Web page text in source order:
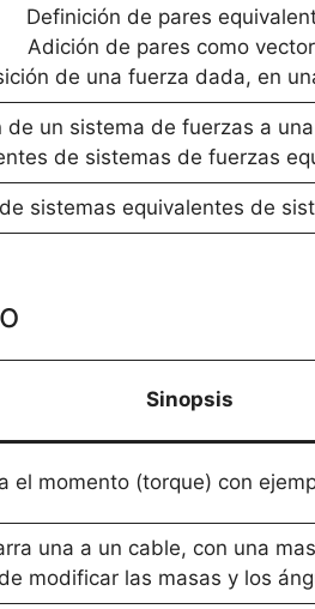
Definición de pares
Adición de pares como
de una fuerza dada, en
de un sistema de fuerzas a
de sistemas de fuerzas
sistemas equivalentes de
Sinopsis
el momento (torque) con
una a un cable, con una
modificar las masas y los